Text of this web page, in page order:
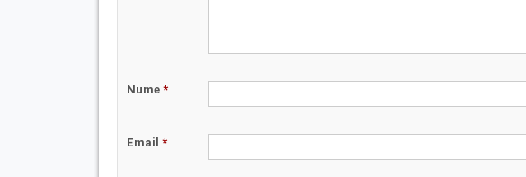
Nume *
Email *